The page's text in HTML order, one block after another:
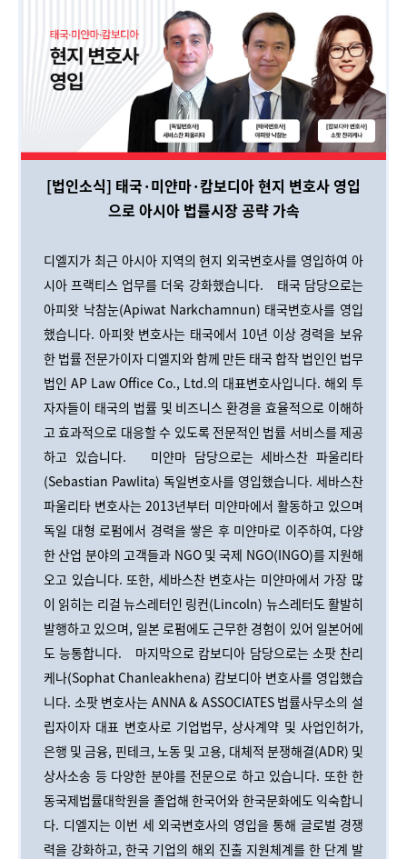
[법인소식] 태국·미얀마·캄보디아 현지 변호사 영입
으로 아시아 법률시장 공략 가속
디엘지가 최근 아시아 지역의 현지 외국변호사를 영입하여 아
시아 프랙티스 업무를 더욱 강화했습니다.
태국 담당으로는
아피왓 낙참눈(Apiwat Narkchamnun) 태국변호사를 영입
했습니다. 아피왓 변호사는 태국에서 10년 이상 경력을 보유
한 법률 전문가이자 디엘지와 함께 만든 태국 합작 법인인 법무
법인 AP Law Office Co., Ltd.의 대표변호사입니다. 해외 투
자자들이 태국의 법률 및 비즈니스 환경을 효율적으로 이해하
고 효과적으로 대응할 수 있도록 전문적인 법률 서비스를 제공
하고 있습니다.
미얀마 담당으로는 세바스찬 파울리타
(Sebastian Pawlita) 독일변호사를 영입했습니다. 세바스찬
파울리타 변호사는 2013년부터 미얀마에서 활동하고 있으며
독일 대형 로펌에서 경력을 쌓은 후 미얀마로 이주하여, 다양
한 산업 분야의 고객들과 NGO 및 국제 NGO(INGO)를 지원해
오고 있습니다. 또한, 세바스찬 변호사는 미얀마에서 가장 많
이 읽히는 리걸 뉴스레터인 링컨(Lincoln) 뉴스레터도 활발히
발행하고 있으며, 일본 로펌에도 근무한 경험이 있어 일본어에
도 능통합니다.
마지막으로 캄보디아 담당으로는 소팟 찬리
케나(Sophat Chanleakhena) 캄보디아 변호사를 영입했습
니다. 소팟 변호사는 ANNA & ASSOCIATES 법률사무소의 설
립자이자 대표 변호사로 기업법무, 상사계약 및 사업인허가,
은행 및 금융, 핀테크, 노동 및 고용, 대체적 분쟁해결(ADR) 및
상사소송 등 다양한 분야를 전문으로 하고 있습니다. 또한 한
동국제법률대학원을 졸업해 한국어와 한국문화에도 익숙합니
다. 디엘지는 이번 세 외국변호사의 영입을 통해 글로벌 경쟁
력을 강화하고, 한국 기업의 해외 진출 지원체계를 한 단계 발